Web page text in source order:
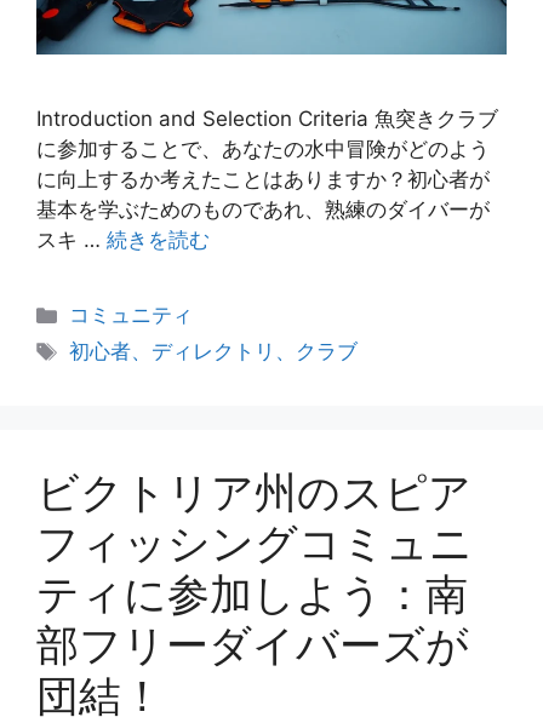
Introduction and Selection Criteria 魚突きクラブ
に参加することで、あなたの水中冒険がどのよう
に向上するか考えたことはありますか？初心者が
基本を学ぶためのものであれ、熟練のダイバーが
スキ … 続きを読む
カ
テ
コミュニティ
タ
初心者、ディレクトリ、クラブ
ビクトリア州のスピア
フィッシングコミュニ
ティに参加しよう：南
部フリーダイバーズが
団結！